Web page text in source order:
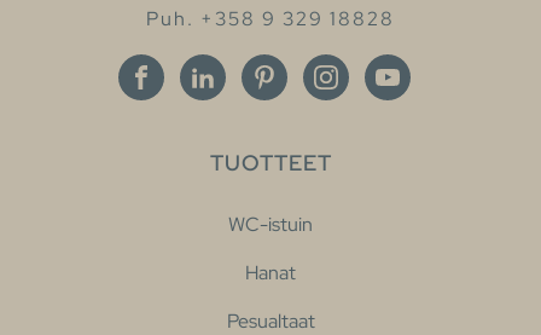
Puh. +358 9 329 18828
TUOTTEET
WC-istuin
Hanat
Pesualtaat